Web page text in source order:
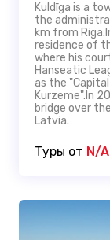
Kuldīga is a
the
km from
residence of
where his
Hanseatic
as the
Kurzeme".In
bridge over
Latvia.
Туры от N/A